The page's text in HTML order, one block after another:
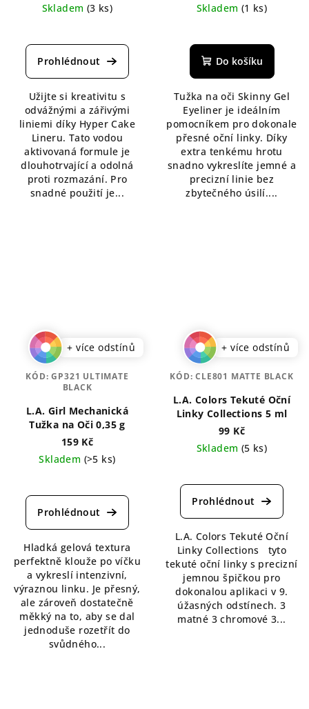
Skladem (3 ks)
hodnocení
produktu
z
5
hvězdiček.
Užijte si kreativitu s
odvážnými a zářivými
liniemi díky Hyper Cake
Lineru. Tato vodou
aktivovaná formule je
dlouhotrvající a odolná
proti rozmazání. Pro
snadné použití je...
Skladem (1 ks)
hodnocení
produktu
z
5
hvězdiček.
Do košíku
Tužka na oči Skinny Gel
Eyeliner je ideálním
pomocníkem pro dokonale
přesné oční linky. Díky
extra tenkému hrotu
snadno vykreslíte jemné a
precizní linie bez
zbytečného úsilí....
+ více odstínů
L.A. Girl Mechanická
Tužka na Oči 0,35 g
159 Kč
Skladem (>5 ks)
hodnocení
produktu
z
5
hvězdiček.
Hladká gelová textura
perfektně klouže po víčku
a vykreslí intenzivní,
výraznou linku. Je přesný,
ale zároveň dostatečně
měkký na to, aby se dal
jednoduše rozetřít do
svůdného...
KÓD:GP321 ULTIMATE
BLACK
+ více odstínů
L.A. Colors Tekuté Oční
Linky Collections 5 ml
99 Kč
Skladem (5 ks)
hodnocení
produktu
z
5
hvězdiček.
L.A. Colors Tekuté Oční
Linky Collections tyto
tekuté oční linky s precizní
jemnou špičkou pro
dokonalou aplikaci v 9.
úžasných odstínech. 3
matné 3 chromové 3...
KÓD:CLE801 MATTE BLACK